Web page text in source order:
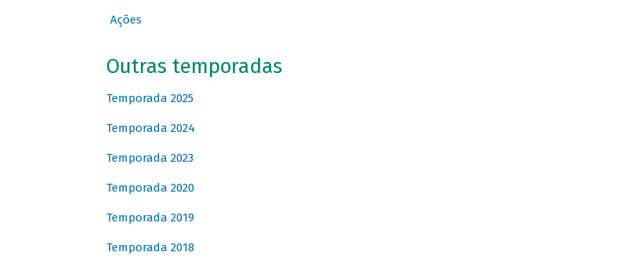
Ações
Outras temporadas
Temporada 2025
Temporada 2024
Temporada 2023
Temporada 2020
Temporada 2019
Temporada 2018